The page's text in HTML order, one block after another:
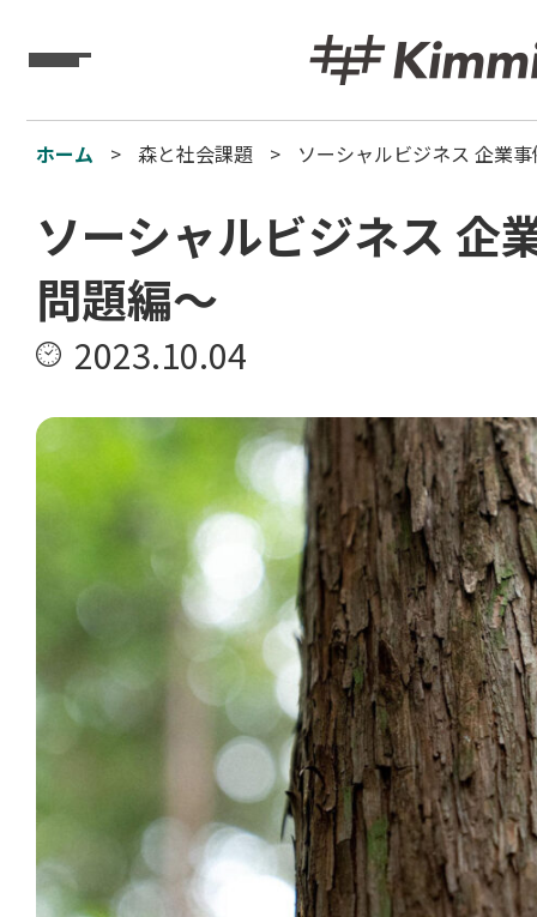
ホーム 森と社会課題 ソーシャルビジネス 企業
ソーシャルビジネス 企
問題編～
2023.10.04